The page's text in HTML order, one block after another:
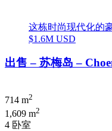
这栋时尚现代化的
$1.6M USD
出售 – 苏梅岛 –
714 m2
1,609 m2
4 卧室